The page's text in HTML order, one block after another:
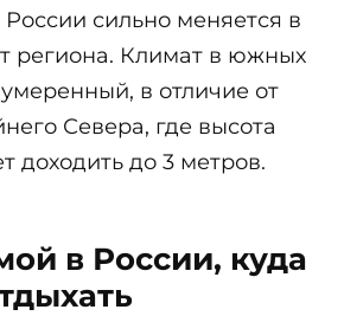
сильно меняется в
региона. Климат в южных
в отличие от
Севера, где высота
доходить до 3 метров.
в России, куда